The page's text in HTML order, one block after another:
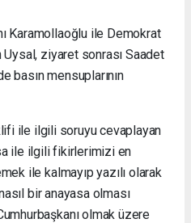
Karamollaoğlu ile Demokrat
Uysal, ziyaret sonrası Saadet
basın mensuplarının
ile ilgili soruyu cevaplayan
ile ilgili fikirlerimizi en
ile kalmayıp yazılı olarak
bir anayasa olması
olmak üzere